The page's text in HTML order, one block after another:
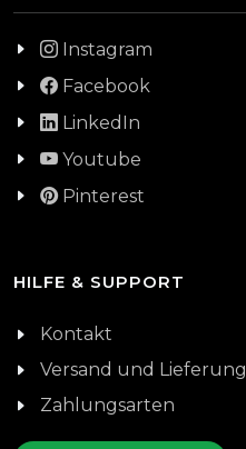
Instagram
Facebook
LinkedIn
Youtube
Pinterest
HILFE & SUPPORT
Kontakt
Versand und Lieferung
Zahlungsarten